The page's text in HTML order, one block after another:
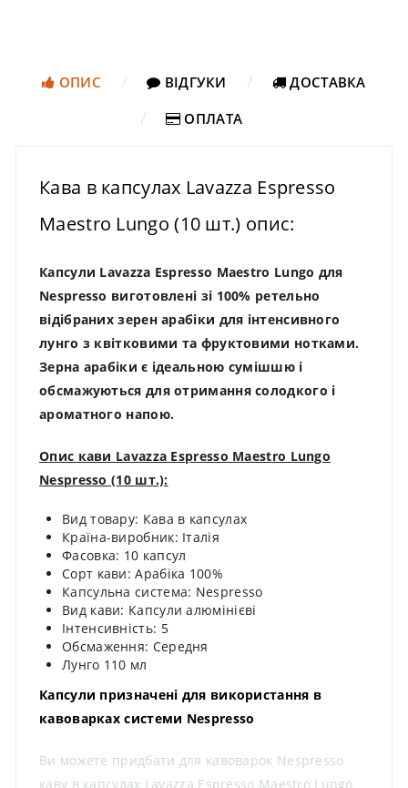
ОПИС ВІДГУКИ
ДОСТАВКА
ОПЛАТА
Кава в капсулах Lavazza Espresso
Maestro Lungo (10 шт.) опис:
Капсули Lavazza Espresso Maestro Lungo для
Nespresso виготовлені зі 100% ретельно
відібраних зерен арабіки для інтенсивного
лунго з квітковими та фруктовими нотками.
Зерна арабіки є ідеальною сумішшю і
обсмажуються для отримання солодкого і
ароматного напою.
Опис кави Lavazza Espresso Maestro Lungo
Nespresso (10 шт.):
Вид товару: Кава в капсулах
Країна-виробник: Італія
Фасовка: 10 капсул
Сорт кави: Арабіка 100%
Капсульна система: Nespresso
Вид кави: Капсули алюмінієві
Інтенсивність: 5
Обсмаження: Середня
Лунго 110 мл
Капсули призначені для використання в
кавоварках системи Nespresso
Ви можете придбати для кавоварок Nespresso
каву в капсулах Lavazza Espresso Maestro Lungo